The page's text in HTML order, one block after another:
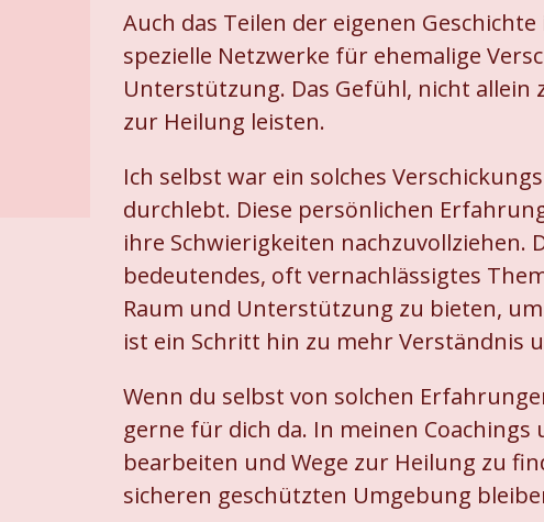
Auch das Teilen der eigenen
spezielle Netzwerke für ehemalige
Unterstützung. Das Gefühl, nicht allein
zur Heilung leisten.
Ich selbst war ein solches
durchlebt. Diese persönlichen
ihre Schwierigkeiten nachzuvollziehen.
bedeutendes, oft vernachlässigtes
Raum und Unterstützung zu bieten,
ist ein Schritt hin zu mehr Verständnis
Wenn du selbst von solchen
gerne für dich da. In meinen
bearbeiten und Wege zur Heilung zu
sicheren geschützten Umgebung